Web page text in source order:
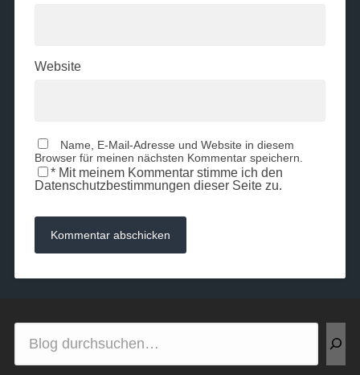
Website
Name, E-Mail-Adresse und Website in diesem
Browser für meinen nächsten Kommentar speichern.
*Mit meinem Kommentar stimme ich den
Datenschutzbestimmungen dieser Seite zu.